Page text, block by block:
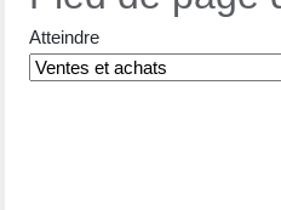
Atteindre